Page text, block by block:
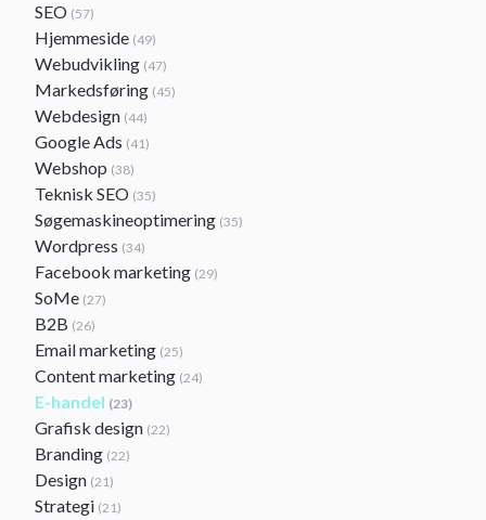
SEO (57)
Hjemmeside (49)
Webudvikling (47)
Markedsføring (45)
Webdesign (44)
Google Ads (41)
Webshop (38)
Teknisk SEO (35)
Søgemaskineoptimering (35)
Wordpress (34)
Facebook marketing (29)
SoMe (27)
B2B (26)
Email marketing (25)
Content marketing (24)
E-handel (23)
Grafisk design (22)
Branding (22)
Design (21)
Strategi (21)